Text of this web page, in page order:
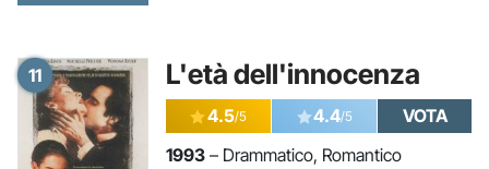
11 L'età dell'innocenza
4.5/5 4.4/5
VOTA
1993 – Drammatico, Romantico